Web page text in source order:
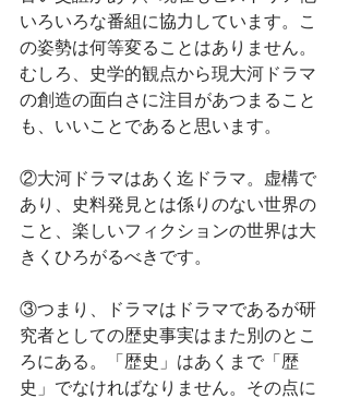
いろいろな番組に協力しています。こ
の姿勢は何等変ることはありません。
むしろ、史学的観点から現大河ドラマ
の創造の面白さに注目があつまること
も、いいことであると思います。
②大河ドラマはあく迄ドラマ。虚構で
あり、史料発見とは係りのない世界の
こと、楽しいフィクションの世界は大
きくひろがるべきです。
③つまり、ドラマはドラマであるが研
究者としての歴史事実はまた別のとこ
ろにある。「歴史」はあくまで「歴
史」でなければなりません。その点に